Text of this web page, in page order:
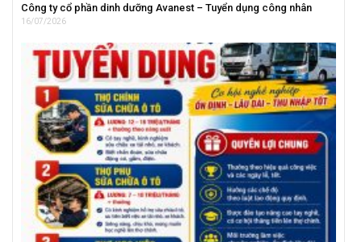
Công ty cổ phần dinh dưỡng Avanest – Tuyển dụng công nhân
16/07/2026